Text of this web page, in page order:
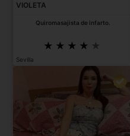
VIOLETA
Quiromasajista de infarto.
Sevilla